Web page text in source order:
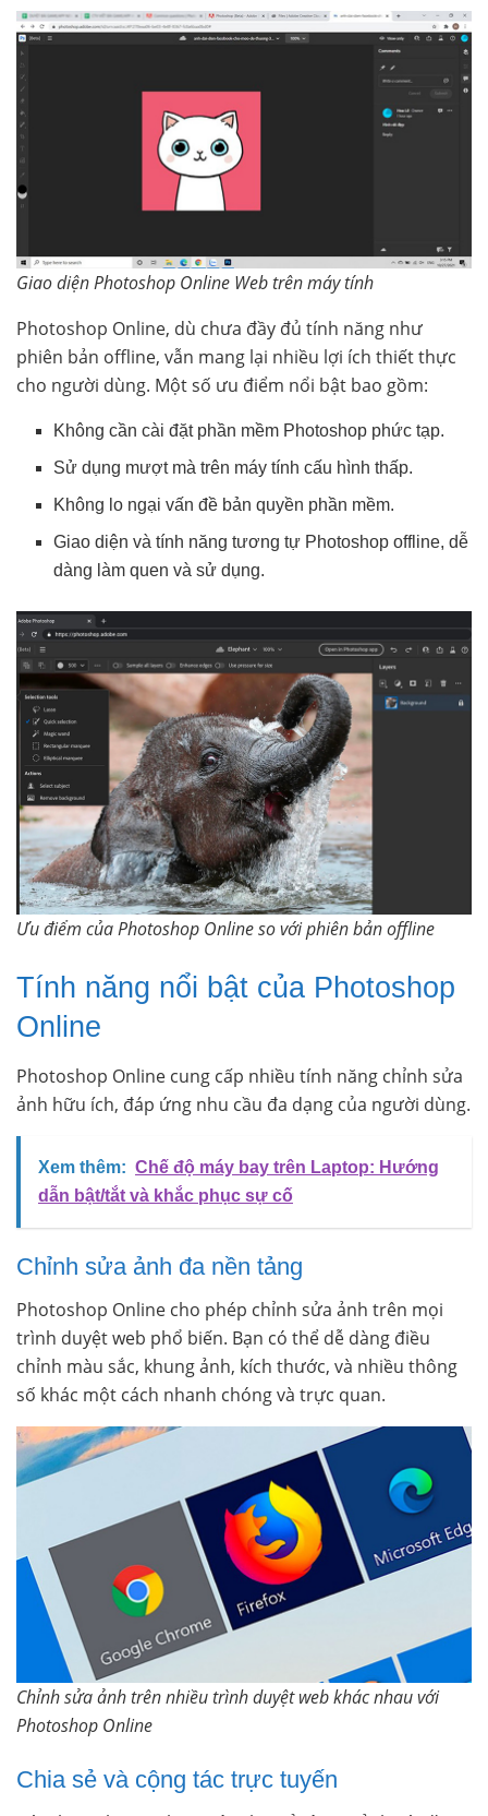
Giao diện Photoshop Online Web trên máy tính
Photoshop Online, dù chưa đầy đủ tính năng như
phiên bản offline, vẫn mang lại nhiều lợi ích thiết thực
cho người dùng. Một số ưu điểm nổi bật bao gồm:
Không cần cài đặt phần mềm Photoshop phức tạp.
Sử dụng mượt mà trên máy tính cấu hình thấp.
Không lo ngại vấn đề bản quyền phần mềm.
Giao diện và tính năng tương tự Photoshop offline, dễ
dàng làm quen và sử dụng.
Ưu điểm của Photoshop Online so với phiên bản offline
Tính năng nổi bật của Photoshop
Online
Photoshop Online cung cấp nhiều tính năng chỉnh sửa
ảnh hữu ích, đáp ứng nhu cầu đa dạng của người dùng.
Xem thêm: Chế độ máy bay trên Laptop: Hướng
dẫn bật/tắt và khắc phục sự cố
Chỉnh sửa ảnh đa nền tảng
Photoshop Online cho phép chỉnh sửa ảnh trên mọi
trình duyệt web phổ biến. Bạn có thể dễ dàng điều
chỉnh màu sắc, khung ảnh, kích thước, và nhiều thông
số khác một cách nhanh chóng và trực quan.
Chỉnh sửa ảnh trên nhiều trình duyệt web khác nhau với
Photoshop Online
Chia sẻ và cộng tác trực tuyến